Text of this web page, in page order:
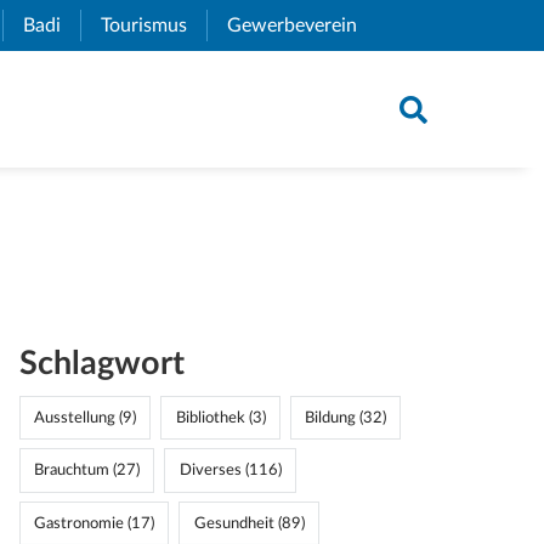
Link)
Badi (External Link)
Tourismus (External Link)
Gewerbeverein
Schlagwort
Ausstellung (9) Bibliothek (3) Bildung (32)
Brauchtum (27) Diverses (116)
Gastronomie (17) Gesundheit (89)